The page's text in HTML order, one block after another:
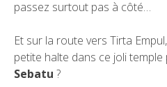
passez surtout pas à côté…
Et sur la route vers Tirta
petite halte dans ce joli temple
Sebatu ?